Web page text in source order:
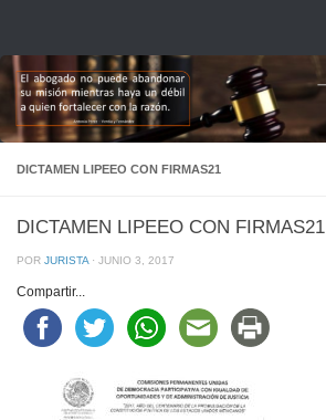
DICTAMEN LIPEEO CON FIRMAS21
DICTAMEN LIPEEO CON FIRMAS21
POR JURISTA · JUNIO 3, 2017
Compartir...